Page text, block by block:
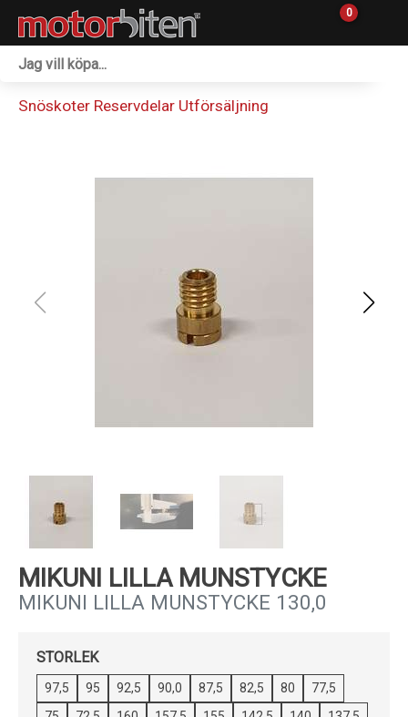
0
Personlig utrustning
Reservdelar
Kundservice
Snöskoter Reservdelar Utförsäljning
MIKUNI LILLA MUNSTYCKE
MIKUNI LILLA MUNSTYCKE 130,0
STORLEK
97,5 95 92,5 90,0 87,5 82,5 80
77,5